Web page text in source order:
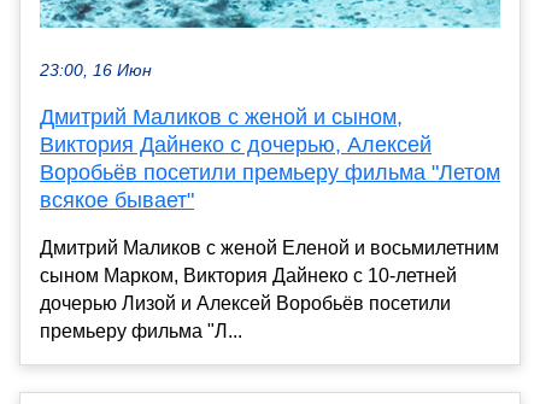
23:00, 16 Июн
Дмитрий Маликов с женой и сыном,
Виктория Дайнеко с дочерью, Алексей
Воробьёв посетили премьеру фильма "Летом
всякое бывает"
Дмитрий Маликов с женой Еленой и восьмилетним
сыном Марком, Виктория Дайнеко с 10-летней
дочерью Лизой и Алексей Воробьёв посетили
премьеру фильма "Л...